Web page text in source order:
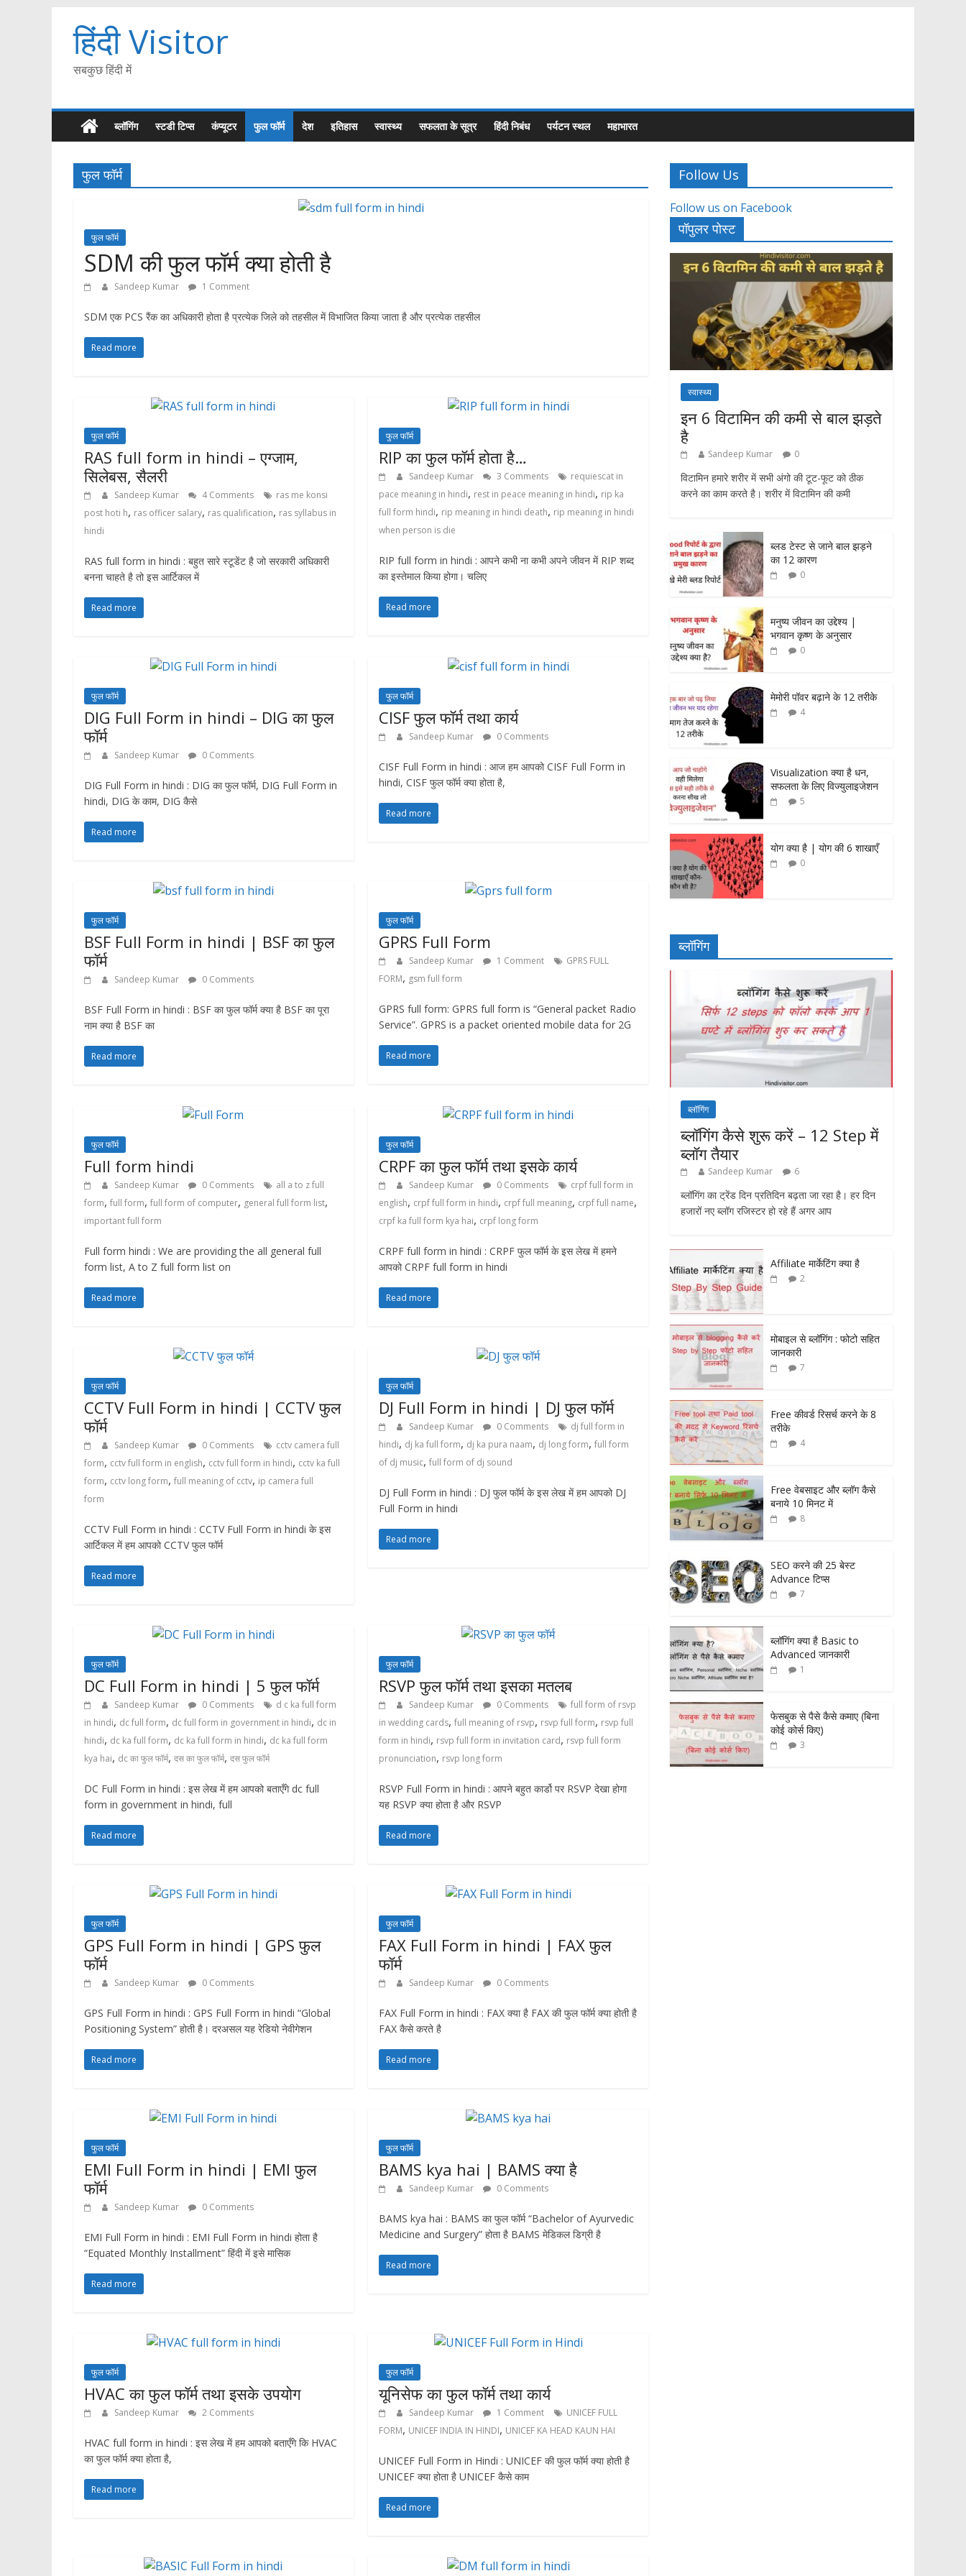
हिंदी Visitor
सबकुछ हिंदी में
ब्लॉगिंग स्टडी टिप्स कंप्यूटर फुल फॉर्म देश इतिहास स्वास्थ्य सफलता के सूत्र हिंदी निबंध पर्यटन स्थल महाभारत
फुल फॉर्म
फुल फॉर्म
SDM की फुल फॉर्म क्या होती है
Sandeep Kumar 1 Comment
SDM एक PCS रैंक का अधिकारी होता है प्रत्येक जिले को तहसील में विभाजित किया जाता है और प्रत्येक तहसील
Read more
फुल फॉर्म
RAS full form in hindi – एग्जाम,
सिलेबस, सैलरी
Sandeep Kumar 4 Comments
ras me konsi
post hoti h, ras officer salary, ras qualification, ras syllabus in
hindi
RAS full form in hindi : बहुत सारे स्टूडेंट है जो सरकारी अधिकारी
बनना चाहते है तो इस आर्टिकल में
Read more
फुल फॉर्म
RIP का फुल फॉर्म होता है…
Sandeep Kumar 3 Comments
requiescat in
pace meaning in hindi, rest in peace meaning in hindi, rip ka
full form hindi, rip meaning in hindi death, rip meaning in hindi
when person is die
RIP full form in hindi : आपने कभी ना कभी अपने जीवन में RIP शब्द
का इस्तेमाल किया होगा। चलिए
Read more
फुल फॉर्म
DIG Full Form in hindi – DIG का फुल
फॉर्म
Sandeep Kumar 0 Comments
DIG Full Form in hindi : DIG का फुल फॉर्म, DIG Full Form in
hindi, DIG के काम, DIG कैसे
Read more
फुल फॉर्म
CISF फुल फॉर्म तथा कार्य
Sandeep Kumar 0 Comments
CISF Full Form in hindi : आज हम आपको CISF Full Form in
hindi, CISF फुल फॉर्म क्या होता है,
Read more
फुल फॉर्म
BSF Full Form in hindi | BSF का फुल
फॉर्म
Sandeep Kumar 0 Comments
BSF Full Form in hindi : BSF का फुल फॉर्म क्या है BSF का पूरा
नाम क्या है BSF का
Read more
फुल फॉर्म
GPRS Full Form
Sandeep Kumar 1 Comment
GPRS FULL
FORM, gsm full form
GPRS full form: GPRS full form is “General packet Radio
Service”. GPRS is a packet oriented mobile data for 2G
Read more
फुल फॉर्म
Full form hindi
Sandeep Kumar 0 Comments
all a to z full
form, full form, full form of computer, general full form list,
important full form
Full form hindi : We are providing the all general full
form list, A to Z full form list on
Read more
फुल फॉर्म
CRPF का फुल फॉर्म तथा इसके कार्य
Sandeep Kumar 0 Comments
crpf full form in
english, crpf full form in hindi, crpf full meaning, crpf full name,
crpf ka full form kya hai, crpf long form
CRPF full form in hindi : CRPF फुल फॉर्म के इस लेख में हमने
आपको CRPF full form in hindi
Read more
फुल फॉर्म
CCTV Full Form in hindi | CCTV फुल
फॉर्म
Sandeep Kumar 0 Comments
cctv camera full
form, cctv full form in english, cctv full form in hindi, cctv ka full
form, cctv long form, full meaning of cctv, ip camera full
form
CCTV Full Form in hindi : CCTV Full Form in hindi के इस
आर्टिकल में हम आपको CCTV फुल फॉर्म
Read more
फुल फॉर्म
DJ Full Form in hindi | DJ फुल फॉर्म
Sandeep Kumar 0 Comments
dj full form in
hindi, dj ka full form, dj ka pura naam, dj long form,full form
of dj music,full form of dj sound
DJ Full Form in hindi : DJ फुल फॉर्म के इस लेख में हम आपको DJ
Full Form in hindi
Read more
फुल फॉर्म
DC Full Form in hindi | 5 फुल फॉर्म
Sandeep Kumar 0 Comments
d c ka full form
in hindi, dc full form, dc full form in government in hindi, dc in
hindi, dc ka full form, dc ka full form in hindi, dc ka full form
kya hai, dc का फुल फॉर्म, दस का फुल फॉर्म, दस फुल फॉर्म
DC Full Form in hindi : इस लेख में हम आपको बताएँगे dc full
form in government in hindi, full
Read more
फुल फॉर्म
RSVP फुल फॉर्म तथा इसका मतलब
Sandeep Kumar 0 Comments
full form of rsvp
in wedding cards,full meaning of rsvp, rsvp full form, rsvp full
form in hindi, rsvp full form in invitation card, rsvp full form
pronunciation, rsvp long form
RSVP Full Form in hindi : आपने बहुत कार्डो पर RSVP देखा होगा
यह RSVP क्या होता है और RSVP
Read more
फुल फॉर्म
GPS Full Form in hindi | GPS फुल
फॉर्म
Sandeep Kumar 0 Comments
GPS Full Form in hindi : GPS Full Form in hindi “Global
Positioning System” होती है। दरअसल यह रेडियो नेवीगेशन
Read more
फुल फॉर्म
FAX Full Form in hindi | FAX फुल
फॉर्म
Sandeep Kumar 0 Comments
FAX Full Form in hindi : FAX क्या है FAX की फुल फॉर्म क्या होती है
FAX कैसे करते है
Read more
फुल फॉर्म
EMI Full Form in hindi | EMI फुल
फॉर्म
Sandeep Kumar 0 Comments
EMI Full Form in hindi : EMI Full Form in hindi होता है
“Equated Monthly Installment” हिंदी में इसे मासिक
Read more
फुल फॉर्म
BAMS kya hai | BAMS क्या है
Sandeep Kumar 0 Comments
BAMS kya hai : BAMS का फुल फॉर्म “Bachelor of Ayurvedic
Medicine and Surgery” होता है BAMS मेडिकल डिग्री है
Read more
फुल फॉर्म
HVAC का फुल फॉर्म तथा इसके उपयोग
Sandeep Kumar 2 Comments
HVAC full form in hindi : इस लेख में हम आपको बताएँगे कि HVAC
का फुल फॉर्म क्या होता है,
Read more
फुल फॉर्म
यूनिसेफ का फुल फॉर्म तथा कार्य
Sandeep Kumar 1 Comment
UNICEF FULL
FORM, UNICEF INDIA IN HINDI, UNICEF KA HEAD KAUN HAI
UNICEF Full Form in Hindi : UNICEF की फुल फॉर्म क्या होती है
UNICEF क्या होता है UNICEF कैसे काम
Read more
Follow Us
Follow us on Facebook
पॉपुलर पोस्ट
स्वास्थ्य
इन 6 विटामिन की कमी से बाल झड़ते
है
Sandeep Kumar 0
विटामिन हमारे शरीर में सभी अंगो की टूट-फूट को ठीक
करने का काम करते है। शरीर में विटामिन की कमी
ब्लड टेस्ट से जाने बाल झड़ने
का 12 कारण
0
मनुष्य जीवन का उद्देश्य |
भगवान कृष्ण के अनुसार
0
मेमोरी पॉवर बढ़ाने के 12 तरीके
4
Visualization क्या है धन,
सफलता के लिए विज्युलाइजेशन
5
योग क्या है | योग की 6 शाखाएँ
0
ब्लॉगिंग
ब्लॉगिंग
ब्लॉगिंग कैसे शुरू करें – 12 Step में
ब्लॉग तैयार
Sandeep Kumar 6
ब्लॉगिंग का ट्रेंड दिन प्रतिदिन बढ़ता जा रहा है। हर दिन
हजारों नए ब्लॉग रजिस्टर हो रहे हैं अगर आप
Affiliate मार्केटिंग क्या है
2
मोबाइल से ब्लॉगिंग : फोटो सहित
जानकारी
7
Free कीवर्ड रिसर्च करने के 8
तरीके
4
Free वेबसाइट और ब्लॉग कैसे
बनाये 10 मिनट में
8
SEO करने की 25 बेस्ट
Advance टिप्स
7
ब्लॉगिंग क्या है Basic to
Advanced जानकारी
1
फेसबुक से पैसे कैसे कमाए (बिना
कोई कोर्स किए)
3